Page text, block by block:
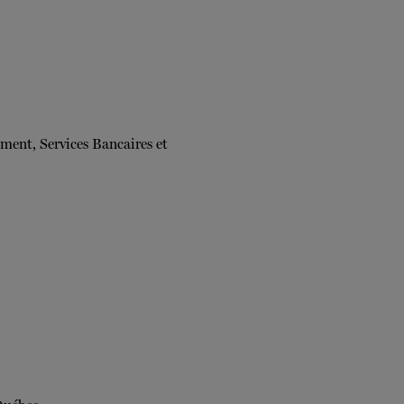
Services Bancaires et